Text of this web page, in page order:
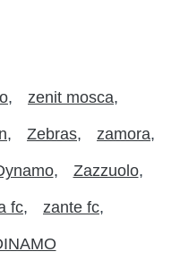
zenit mosca
Zebras zamora
Zazzuolo
fc zante fc